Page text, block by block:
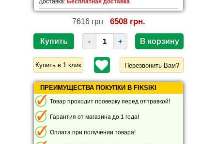
Доставка: Бесплатная доставка
7616 грн 6508 грн.
- +
Перезвонить Вам?
ПРЕИМУЩЕСТВА ПОКУПКИ В FIKSIKI
Товар проходит проверку перед отправкой!
Гарантия от магазина до 1 года!
Оплата при получении товара!